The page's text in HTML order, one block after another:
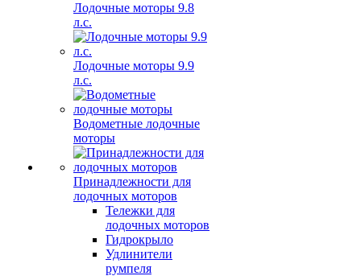
Лодочные моторы 9.8
л.с.
Лодочные моторы 9.9
л.с.
Водометные лодочные
моторы
Принадлежности для
лодочных моторов
Тележки для
лодочных моторов
Гидрокрыло
Удлинители
румпеля